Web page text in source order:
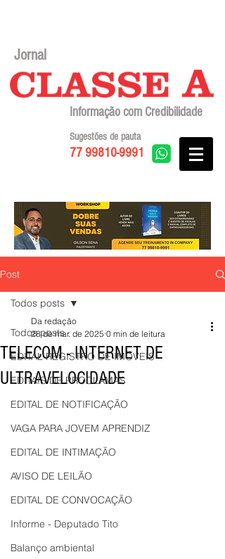
Jornal
Informação com Credibilidade
77 99810-9991
Sugestões de pauta
Post
Todos posts
EDITAL REGISTRO DE IMÓVEIS
EDITAIS DE PROCLAMAS
EDITAL DE NOTIFICAÇÃO
VAGA PARA JOVEM APRENDIZ
EDITAL DE INTIMAÇÃO
AVISO DE LEILÃO
EDITAL DE CONVOCAÇÃO
Informe - Deputado Tito
Balanço ambiental
Todos posts
TELECOM - INTERNET DE
ULTRAVELOCIDADE
Da redação
28 de mar. de 2025 0 min de leitura